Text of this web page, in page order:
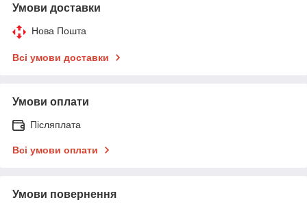
Умови доставки
Нова Пошта
Всі умови доставки
Умови оплати
Післяплата
Всі умови оплати
Умови повернення